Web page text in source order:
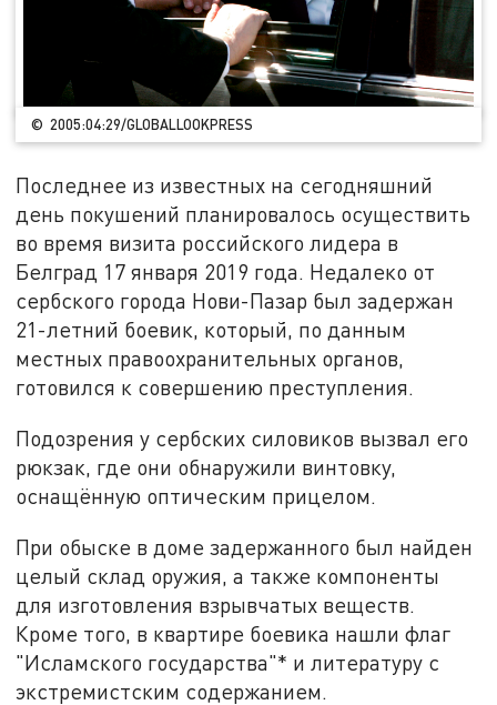
© 2005:04:29/GLOBALLOOKPRESS
Последнее из известных на сегодняшний
день покушений планировалось осуществить
во время визита российского лидера в
Белград 17 января 2019 года. Недалеко от
сербского города Нови-Пазар был задержан
21-летний боевик, который, по данным
местных правоохранительных органов,
готовился к совершению преступления.
Подозрения у сербских силовиков вызвал его
рюкзак, где они обнаружили винтовку,
оснащённую оптическим прицелом.
При обыске в доме задержанного был найден
целый склад оружия, а также компоненты
для изготовления взрывчатых веществ.
Кроме того, в квартире боевика нашли флаг
"Исламского государства"* и литературу с
экстремистским содержанием.